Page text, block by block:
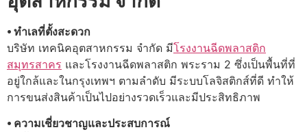
⦁ ทำเลที่ตั้งสะดวก
บริษัท เทคนิคอุตสาหกรรม จำกัด มีโรงงานฉีดพลาสติก
สมุทรสาคร และโรงงานฉีดพลาสติก พระราม 2 ซึ่งเป็นพื้นที่ที่
อยู่ใกล้และในกรุงเทพฯ ตามลำดับ มีระบบโลจิสติกส์ที่ดี ทำให้
การขนส่งสินค้าเป็นไปอย่างรวดเร็วและมีประสิทธิภาพ
⦁ ความเชี่ยวชาญและประสบการณ์